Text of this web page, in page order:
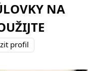
NA
profil